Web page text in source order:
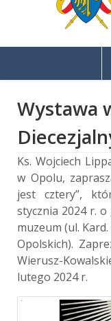
Wystawa
Ks. Wojciech
w Opolu,
jest cztery”,
stycznia 2024 r. o
muzeum (ul.
Opolskich).
Wierusz-
lutego 2024 r.